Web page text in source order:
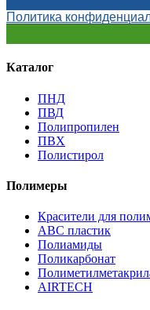
Политика
Каталог
ПНД
ПВД
Полипропилен
ПВХ
Полистирол
Полимеры
Красители для
АВС пластик
Полиамиды
Поликарбонат
AIRTECH